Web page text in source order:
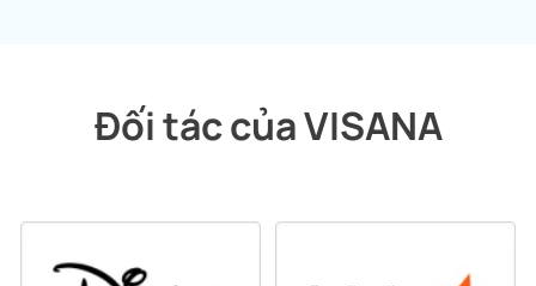
Đối tác của VISANA